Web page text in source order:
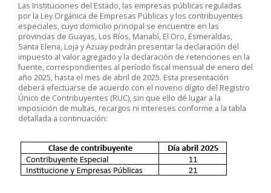
Las Instituciones del Estado, las empresas públicas reguladas
por la Ley Orgánica de Empresas Públicas y los contribuyentes
especiales, cuyo domicilio principal se encuentre en las
provincias de Guayas, Los Ríos, Manabí, El Oro, Esmeraldas,
Santa Elena, Loja y Azuay podrán presentar la declaración del
impuesto al valor agregado y la declaración de retenciones en la
fuente, correspondientes al período fiscal mensual de enero del
año 2025, hasta el mes de abril de 2025. Esta presentación
deberá efectuarse de acuerdo con el noveno dígito del Registro
Único de Contribuyentes (RUC), sin que ello dé lugar a la
imposición de multas, recargos ni intereses conforme a la tabla
detallada a continuación: